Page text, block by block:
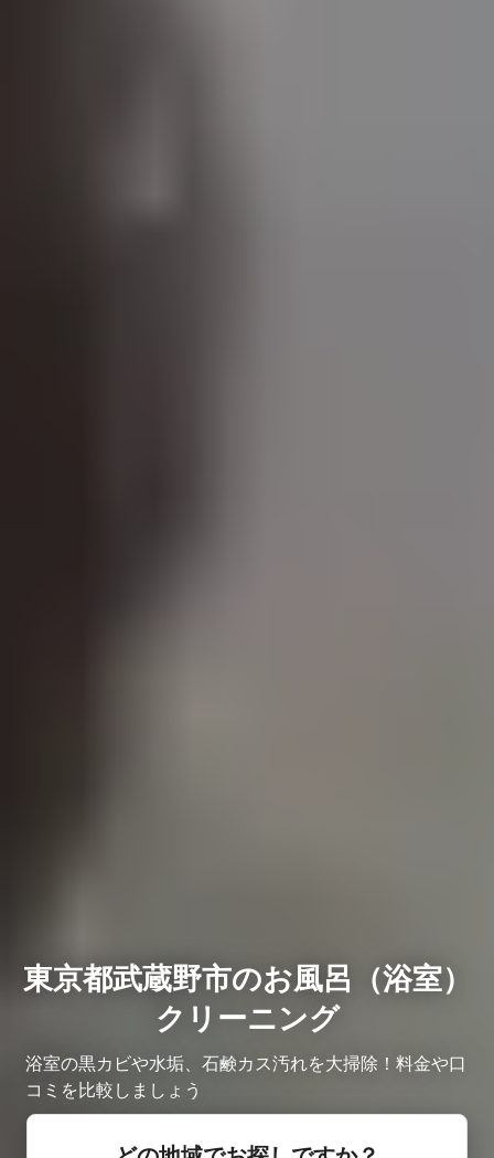
東京都武蔵野市のお風呂（浴室）
クリーニング
浴室の黒カビや水垢、石鹸カス汚れを大掃除！料金や口
コミを比較しましょう